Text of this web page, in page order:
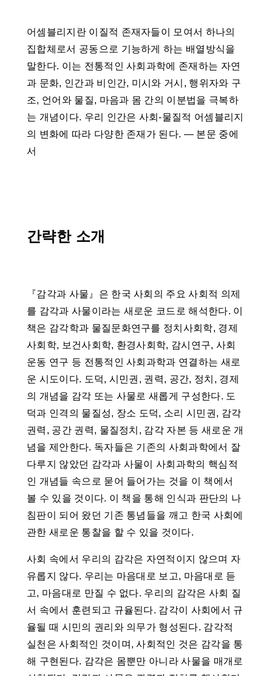
어셈블리지란 이질적 존재자들이 모여서 하나의
집합체로서 공동으로 기능하게 하는 배열방식을
말한다. 이는 전통적인 사회과학에 존재하는 자연
과 문화, 인간과 비인간, 미시와 거시, 행위자와 구
조, 언어와 물질, 마음과 몸 간의 이분법을 극복하
는 개념이다. 우리 인간은 사회-물질적 어셈블리지
의 변화에 따라 다양한 존재가 된다. ― 본문 중에
서
간략한 소개
『감각과 사물』은 한국 사회의 주요 사회적 의제
를 감각과 사물이라는 새로운 코드로 해석한다. 이
책은 감각학과 물질문화연구를 정치사회학, 경제
사회학, 보건사회학, 환경사회학, 감시연구, 사회
운동 연구 등 전통적인 사회과학과 연결하는 새로
운 시도이다. 도덕, 시민권, 권력, 공간, 정치, 경제
의 개념을 감각 또는 사물로 새롭게 구성한다. 도
덕과 인격의 물질성, 장소 도덕, 소리 시민권, 감각
권력, 공간 권력, 물질정치, 감각 자본 등 새로운 개
념을 제안한다. 독자들은 기존의 사회과학에서 잘
다루지 않았던 감각과 사물이 사회과학의 핵심적
인 개념들 속으로 묻어 들어가는 것을 이 책에서
볼 수 있을 것이다. 이 책을 통해 인식과 판단의 나
침판이 되어 왔던 기존 통념들을 깨고 한국 사회에
관한 새로운 통찰을 할 수 있을 것이다.
사회 속에서 우리의 감각은 자연적이지 않으며 자
유롭지 않다. 우리는 마음대로 보고, 마음대로 듣
고, 마음대로 만질 수 없다. 우리의 감각은 사회 질
서 속에서 훈련되고 규율된다. 감각이 사회에서 규
율될 때 시민의 권리와 의무가 형성된다. 감각적
실천은 사회적인 것이며, 사회적인 것은 감각을 통
해 구현된다. 감각은 몸뿐만 아니라 사물을 매개로